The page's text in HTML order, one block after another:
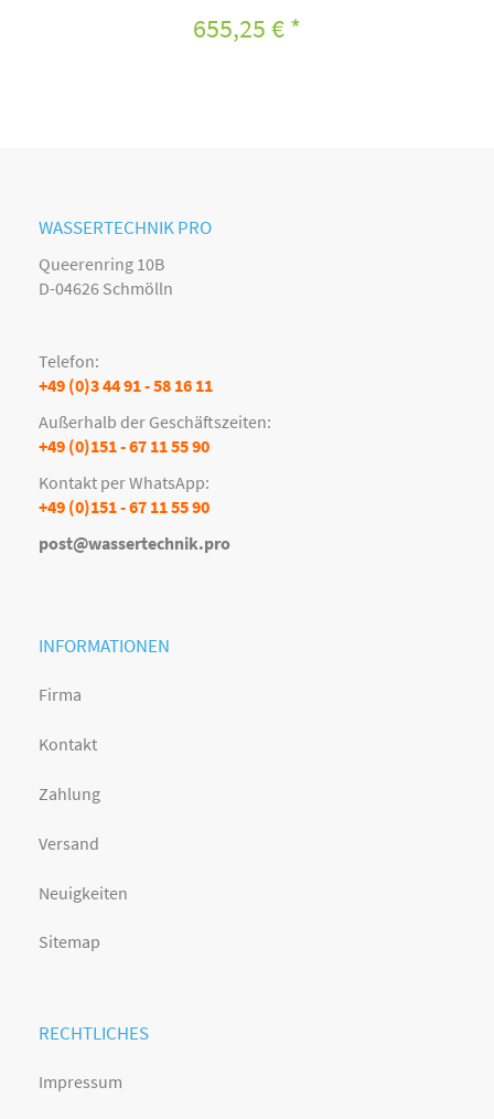
655,25 €*
WASSERTECHNIK PRO
Queerenring 10B
D-04626 Schmölln
Telefon:
+49 (0)3 44 91 - 58 16 11
Außerhalb der Geschäftszeiten:
+49 (0)151 - 67 11 55 90
Kontakt per WhatsApp:
+49 (0)151 - 67 11 55 90
post@wassertechnik.pro
INFORMATIONEN
Firma
Kontakt
Zahlung
Versand
Neuigkeiten
Sitemap
RECHTLICHES
Impressum